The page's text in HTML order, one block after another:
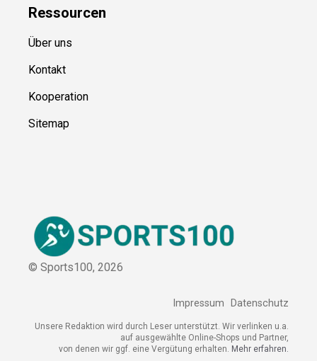
Ressourcen
Über uns
Kontakt
Kooperation
Sitemap
© Sports100, 2026
Impressum Datenschutz
Unsere Redaktion wird durch Leser unterstützt. Wir verlinken
u.a. auf ausgewählte Online-Shops und Partner,
von denen wir ggf. eine Vergütung erhalten.Mehr erfahren.